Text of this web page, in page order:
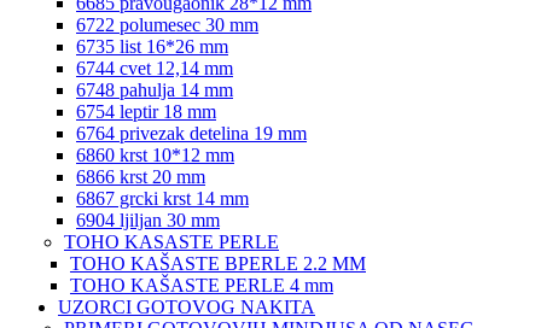
6722 polumesec 30 mm
6735 list 16*26 mm
6744 cvet 12,14 mm
6748 pahulja 14 mm
6754 leptir 18 mm
6764 privezak detelina 19 mm
6860 krst 10*12 mm
6866 krst 20 mm
6867 grcki krst 14 mm
6904 ljiljan 30 mm
TOHO KASASTE PERLE
TOHO KAŠASTE BPERLE 2.2 MM
TOHO KAŠASTE PERLE 4 mm
UZORCI GOTOVOG NAKITA